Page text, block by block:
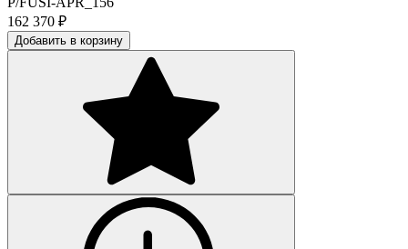
162 370 ₽
Добавить в корзину